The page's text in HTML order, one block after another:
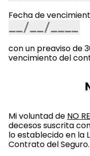
Fecha de
con un preaviso de
vencimiento del
Mi voluntad de NO
decesos suscrita
lo establecido en la
Contrato del Seguro.